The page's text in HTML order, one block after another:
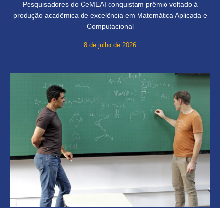
Pesquisadores do CeMEAI conquistam prêmio voltado à
produção acadêmica de excelência em Matemática Aplicada e
Computacional
8 de julho de 2026